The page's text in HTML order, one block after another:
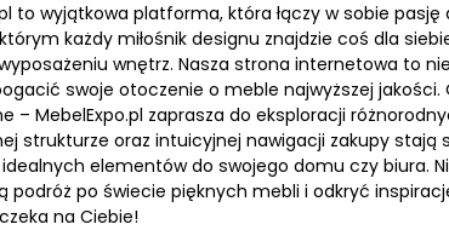
to wyjątkowa platforma, która łączy w sobie
każdy miłośnik designu znajdzie coś dla
wnętrz. Nasza strona internetowa to
swoje otoczenie o meble najwyższej
– MebelExpo.pl zaprasza do eksploracji
strukturze oraz intuicyjnej nawigacji zakupy stają
elementów do swojego domu czy biura.
podróż po świecie pięknych mebli i odkryć
na Ciebie!